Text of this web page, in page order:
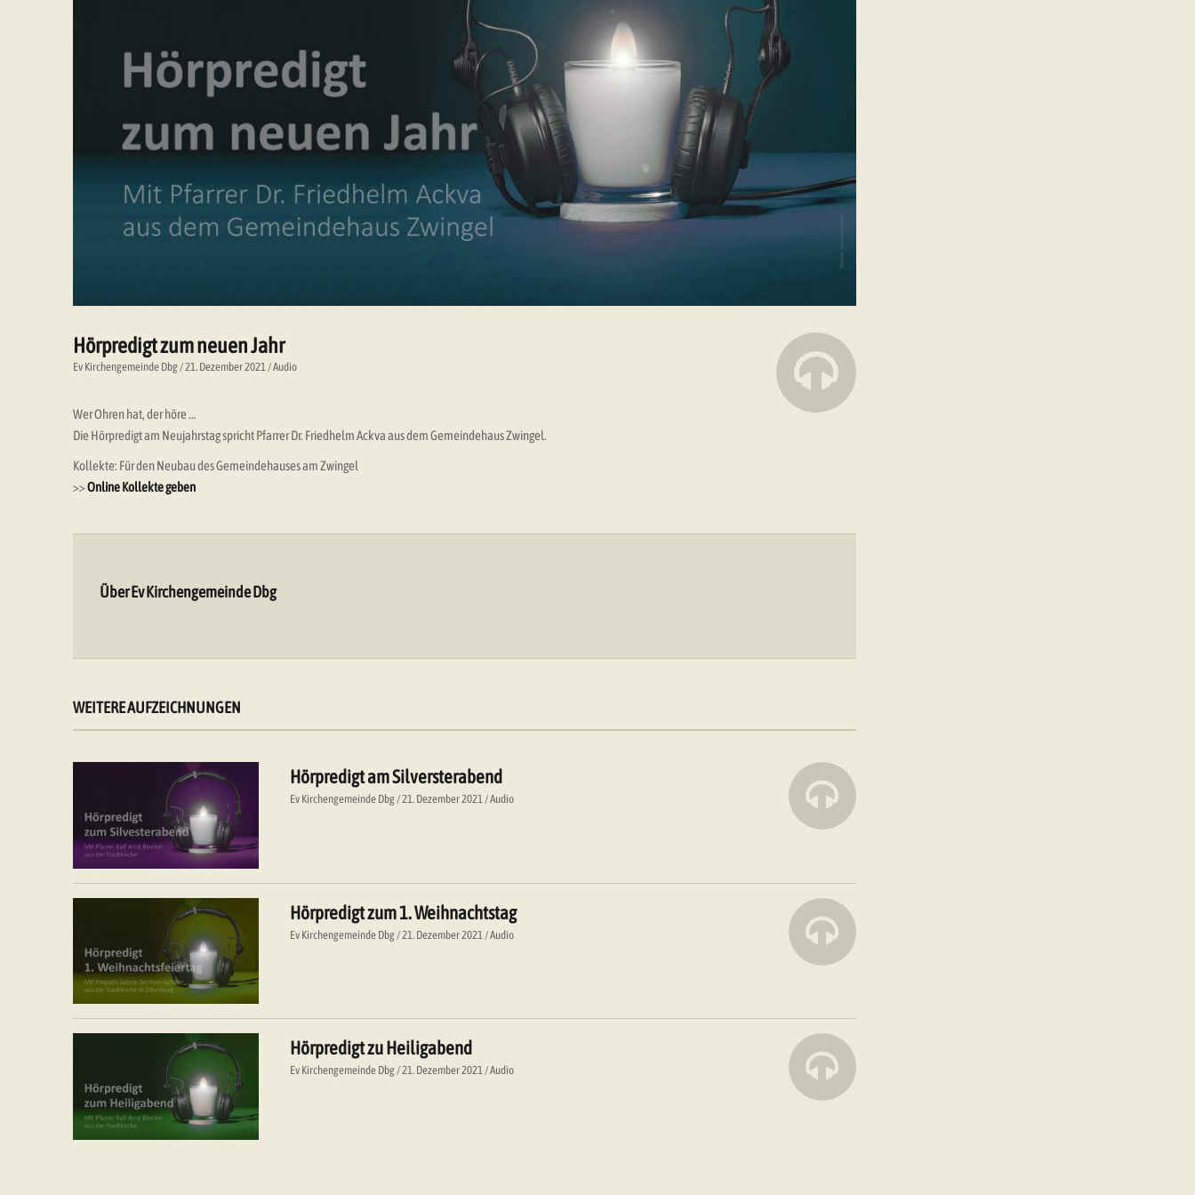
Hörpredigt zum neuen Jahr
Ev Kirchengemeinde Dbg 21. Dezember 2021 Audio
Wer Ohren hat, der höre …
Die Hörpredigt am Neujahrstag spricht Pfarrer Dr. Friedhelm Ackva aus dem Gemeindehaus Zwingel.
Kollekte: Für den Neubau des Gemeindehauses am Zwingel
>>Online Kollekte geben
Über Ev Kirchengemeinde Dbg
WEITERE AUFZEICHNUNGEN
Hörpredigt am Silversterabend
Ev Kirchengemeinde Dbg 21. Dezember 2021 Audio
Hörpredigt zum 1. Weihnachtstag
Ev Kirchengemeinde Dbg 21. Dezember 2021 Audio
Hörpredigt zu Heiligabend
Ev Kirchengemeinde Dbg 21. Dezember 2021 Audio